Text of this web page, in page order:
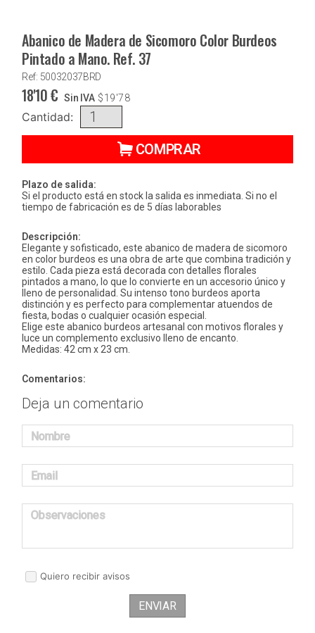
Abanico de Madera de Sicomoro Color Burdeos
Pintado a Mano. Ref. 37
Ref: 50032037BRD
18'10€ Sin IVA $19'78
Cantidad:
COMPRAR
Plazo de salida:
Si el producto está en stock la salida es inmediata. Si no el
tiempo de fabricación es de 5 días laborables
Descripción:
Elegante y sofisticado, este abanico de madera de sicomoro
en color burdeos es una obra de arte que combina tradición y
estilo. Cada pieza está decorada con detalles florales
pintados a mano, lo que lo convierte en un accesorio único y
lleno de personalidad. Su intenso tono burdeos aporta
distinción y es perfecto para complementar atuendos de
fiesta, bodas o cualquier ocasión especial.
Elige este abanico burdeos artesanal con motivos florales y
luce un complemento exclusivo lleno de encanto.
Medidas: 42 cm x 23 cm.
Comentarios:
Deja un comentario
Nombre
Email
Observaciones
Quiero recibir avisos
ENVIAR